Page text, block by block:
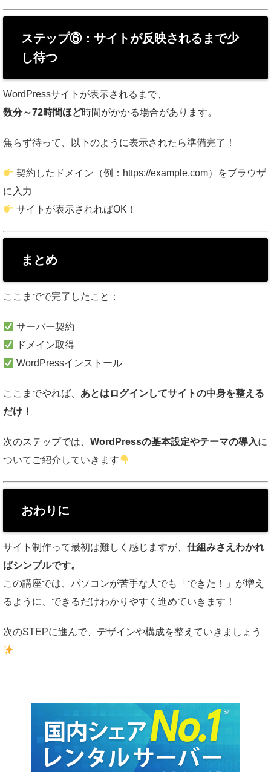
ステップ⑥：サイトが反映されるまで少
し待つ
WordPressサイトが表示されるまで、
数分～72時間ほど時間がかかる場合があります。
焦らず待って、以下のように表示されたら準備完了！
契約したドメイン（例：https://example.com）をブラウザ
に入力
サイトが表示されればOK！
まとめ
ここまでで完了したこと：
サーバー契約
ドメイン取得
WordPressインストール
ここまでやれば、 あとはログインしてサイトの中身を整える
だけ！
次のステップでは、 WordPressの基本設定やテーマの導入に
ついてご紹介していきます
おわりに
サイト制作って最初は難しく感じますが、 仕組みさえわかれ
ばシンプルです。
この講座では、パソコンが苦手な人でも「できた！」が増え
るように、できるだけわかりやすく進めていきます！
次のSTEPに進んで、デザインや構成を整えていきましょう